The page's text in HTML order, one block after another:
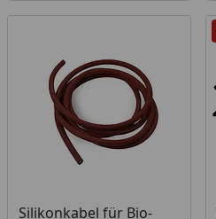
Silikonkabel für Bio-
Produkt am Lager